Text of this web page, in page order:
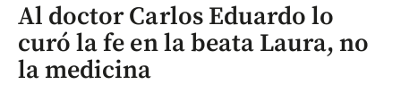
Al doctor Carlos Eduardo lo
curó la fe en la beata Laura, no
la medicina